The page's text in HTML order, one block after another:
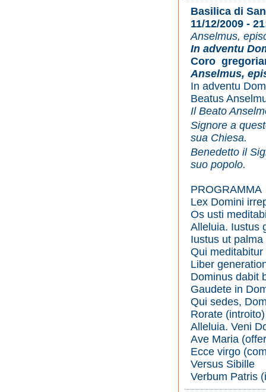
Basilica di
11/12/2009 -
Anselmus,
In adventu
Coro
Anselmus,
In adventu
Beatus
Il Beato
Signore a
sua Chiesa.
Benedetto il
suo popolo.
PROGRAMMA
Lex Domini
Os usti
Alleluia. Iustus
Iustus ut
Qui
Liber
Dominus dabit
Gaudete in
Qui sedes,
Rorate (introito)
Alleluia. Veni
Ave Maria
Ecce virgo
Versus Sibille
Verbum Patris